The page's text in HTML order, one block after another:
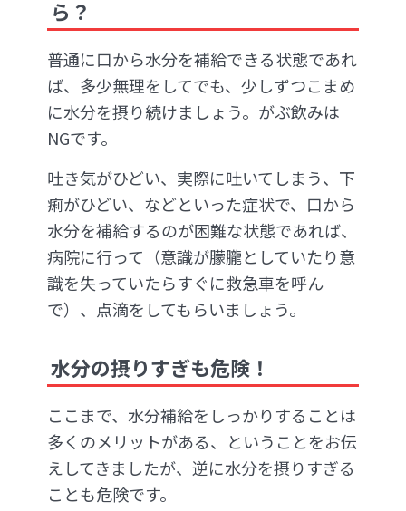
ら？
普通に口から水分を補給できる状態であれ
ば、多少無理をしてでも、少しずつこまめ
に水分を摂り続けましょう。がぶ飲みは
NGです。
吐き気がひどい、実際に吐いてしまう、下
痢がひどい、などといった症状で、口から
水分を補給するのが困難な状態であれば、
病院に行って（意識が朦朧としていたり意
識を失っていたらすぐに救急車を呼ん
で）、点滴をしてもらいましょう。
水分の摂りすぎも危険！
ここまで、水分補給をしっかりすることは
多くのメリットがある、ということをお伝
えしてきましたが、逆に水分を摂りすぎる
ことも危険です。